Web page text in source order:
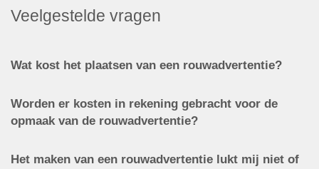
Veelgestelde vragen
Wat kost het plaatsen van een rouwadvertentie?
Worden er kosten in rekening gebracht voor de
opmaak van de rouwadvertentie?
Het maken van een rouwadvertentie lukt mij niet of